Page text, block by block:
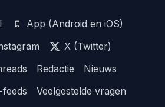
App (Android en iOS)
X (Twitter)
Redactie
Nieuws
feeds
Veelgestelde vragen